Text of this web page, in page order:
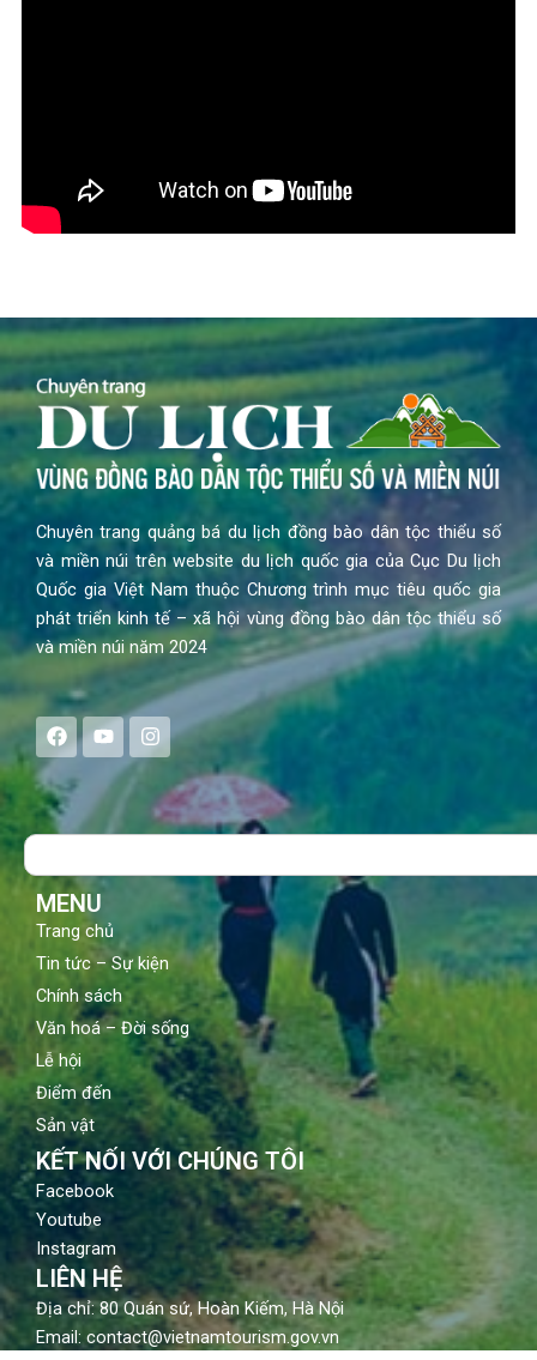
Chuyên trang quảng bá du lịch đồng bào dân tộc thiểu số
và miền núi trên website du lịch quốc gia của Cục Du lịch
Quốc gia Việt Nam thuộc Chương trình mục tiêu quốc gia
phát triển kinh tế – xã hội vùng đồng bào dân tộc thiểu số
và miền núi năm 2024
F
a
c
e
b
o
Y
o
u
t
u
b
I
n
s
a
g
Search
MENU
Trang chủ
Tin tức – Sự kiện
Chính sách
Văn hoá – Đời sống
Lễ hội
Điểm đến
Sản vật
KẾT NỐI VỚI CHÚNG TÔI
Facebook
Youtube
Instagram
LIÊN HỆ
Địa chỉ: 80 Quán sứ, Hoàn Kiếm, Hà Nội
Email: contact@vietnamtourism.gov.vn